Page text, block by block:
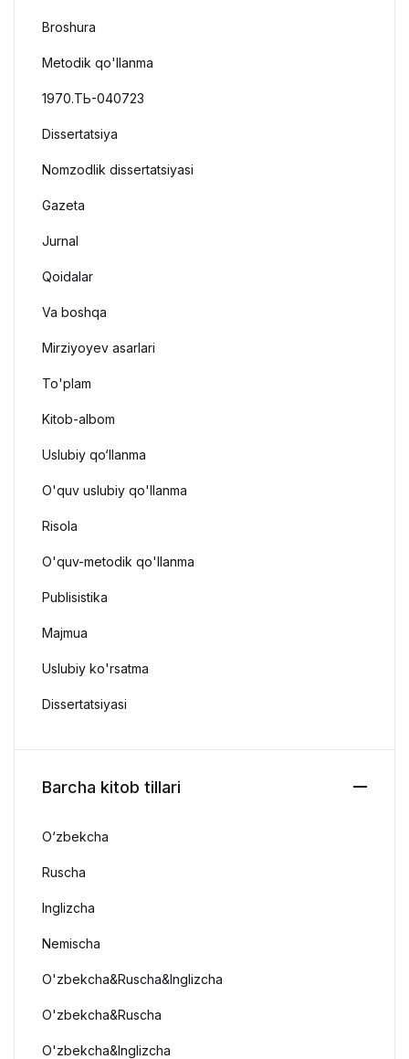
Broshura
Metodik qo'llanma
1970.ТЬ-040723
Dissertatsiya
Nomzodlik dissertatsiyasi
Gazeta
Jurnal
Qoidalar
Va boshqa
Mirziyoyev asarlari
To'plam
Kitob-albom
Uslubiy qo‘llanma
O'quv uslubiy qo'llanma
Risola
O'quv-metodik qo'llanma
Publisistika
Majmua
Uslubiy ko'rsatma
Dissertatsiyasi
Barcha kitob tillari
O‘zbekcha
Ruscha
Inglizcha
Nemischa
O'zbekcha&Ruscha&Inglizcha
O'zbekcha&Ruscha
O'zbekcha&Inglizcha